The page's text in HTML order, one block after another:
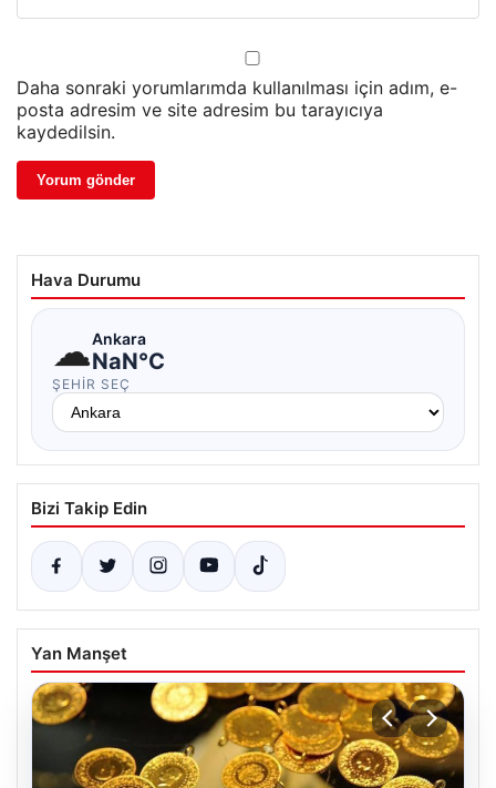
Daha sonraki yorumlarımda kullanılması için adım, e-
posta adresim ve site adresim bu tarayıcıya
kaydedilsin.
Hava Durumu
☁Ankara
NaN°C
ŞEHIR SEÇ
Bizi Takip Edin
Yan Manşet